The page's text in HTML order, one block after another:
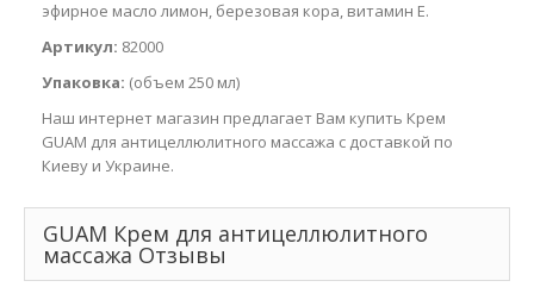
эфирное масло лимон, березовая кора, витамин Е.
Артикул: 82000
Упаковка: (объем 250 мл)
Наш интернет магазин предлагает Вам купить Крем
GUAM для антицеллюлитного массажа с доставкой по
Киеву и Украине.
GUAM Крем для антицеллюлитного
массажа Отзывы